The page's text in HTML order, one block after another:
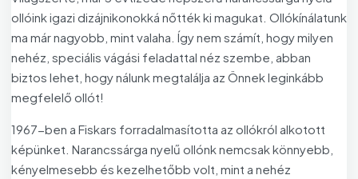
ollóink igazi dizájnikonokká nőtték ki magukat. Ollókínálatunk
ma már nagyobb, mint valaha. Így nem számít, hogy milyen
nehéz, speciális vágási feladattal néz szembe, abban
biztos lehet, hogy nálunk megtalálja az Önnek leginkább
megfelelő ollót!
1967-ben a Fiskars forradalmasította az ollókról alkotott
képünket. Narancssárga nyelű ollónk nemcsak könnyebb,
kényelmesebb és kezelhetőbb volt, mint a nehéz